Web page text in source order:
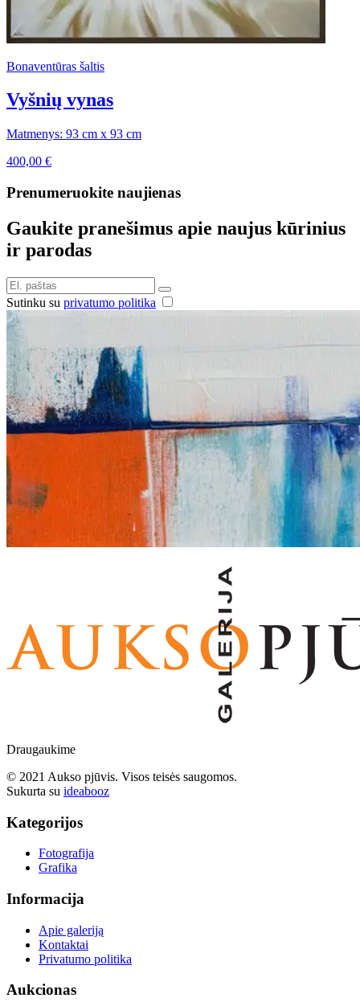
Bonaventūras šaltis
Vyšnių vynas
Matmenys: 93 cm x 93 cm
400,00 €
Prenumeruokite naujienas
Gaukite pranešimus apie naujus kūrinius
ir parodas
Sutinku su privatumo politika
Draugaukime
© 2021 Aukso pjūvis. Visos teisės saugomos.
Sukurta su ideabooz
Kategorijos
Fotografija
Grafika
Informacija
Apie galeriją
Kontaktai
Privatumo politika
Aukcionas